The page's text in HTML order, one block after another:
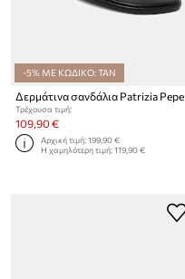
-5% ΜΕ ΚΩΔΙΚΟ: TAN
Δερμάτινα σανδάλια Patrizia Pepe
Τρέχουσα τιμή:
109,90 €
Αρχική τιμή:199,90 €
Η χαμηλότερη τιμή:119,90 €